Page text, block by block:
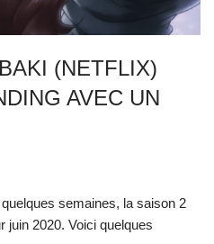
(NETFLIX)
AVEC UN
semaines, la saison 2
juin 2020. Voici quelques